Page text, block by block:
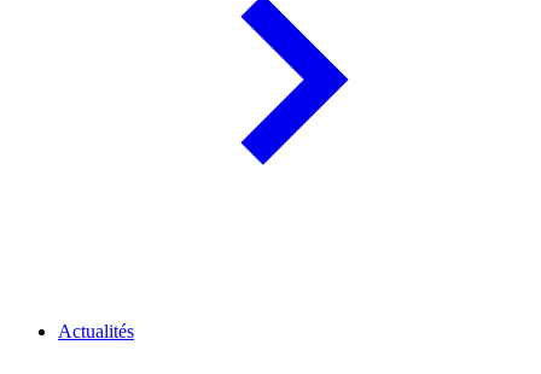
Actualités